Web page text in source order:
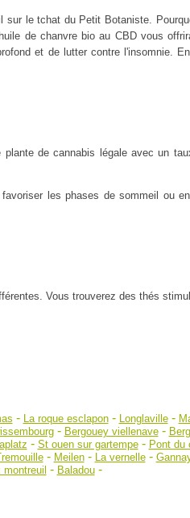
le tchat du Petit Botaniste.
de chanvre bio au CBD vous
et de lutter contre l'insomnie.
de cannabis légale avec un
les phases de sommeil ou
Vous trouverez des thés
- La roque esclapon- Longlaville-
- Bergouey viellenave-
- St ouen sur gartempe- Pont du
- Meilen- La vernelle-
montreuil - Baladou-